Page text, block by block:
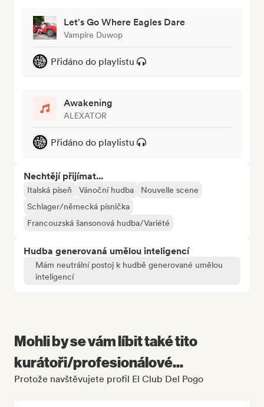
Let's Go Where Eagles Dare
Vampire Duwop
Přidáno do playlistu
Awakening
ALEXATOR
Přidáno do playlistu
Nechtějí přijímat...
Italská píseň Vánoční hudba
Nouvelle scene
Schlager/německá písnička
Francouzská šansonová hudba/Variété
Hudba generovaná umělou inteligencí
Mám neutrální postoj k hudbě generované umělou
inteligencí
Mohli by se vám líbit také tito
kurátoři/profesionálové...
Protože navštěvujete profil El Club Del Pogo